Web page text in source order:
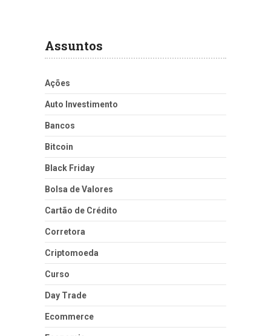
Assuntos
Ações
Auto Investimento
Bancos
Bitcoin
Black Friday
Bolsa de Valores
Cartão de Crédito
Corretora
Criptomoeda
Curso
Day Trade
Ecommerce